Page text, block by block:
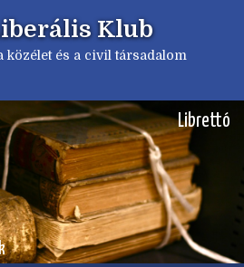
Klub
közélet és a civil társadalom
Librettó